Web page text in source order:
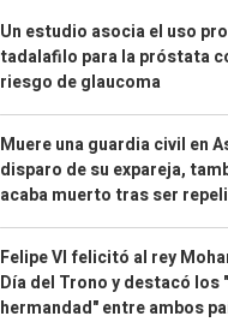
Un estudio asocia el uso
tadalafilo para la próstata
riesgo de glaucoma
Muere una guardia civil en
disparo de su expareja,
acaba muerto tras ser
Felipe VI felicitó al rey
Día del Trono y destacó los
hermandad" entre ambos